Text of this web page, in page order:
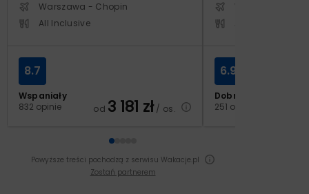
Warszawa - Chopin
All Inclusive
Wspaniały
832 opinie
8.7
od 3 181 zł/ os.
Warszawa -
Dobry
251 opinii
6.9
Powyższe treści pochodzą z serwisu Wakacje.pl
Zostań partnerem